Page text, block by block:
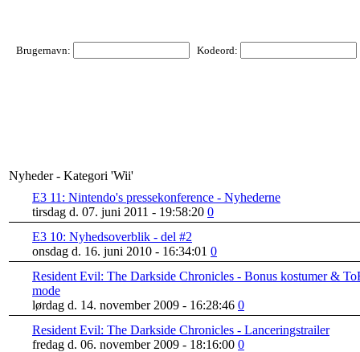
Brugernavn: Kodeord:
Nyheder - Kategori 'Wii'
E3 11: Nintendo's pressekonference - Nyhederne
tirsdag d. 07. juni 2011 - 19:58:20 0
E3 10: Nyhedsoverblik - del #2
onsdag d. 16. juni 2010 - 16:34:01 0
Resident Evil: The Darkside Chronicles - Bonus kostumer &
mode
lørdag d. 14. november 2009 - 16:28:46 0
Resident Evil: The Darkside Chronicles - Lanceringstrailer
fredag d. 06. november 2009 - 18:16:00 0